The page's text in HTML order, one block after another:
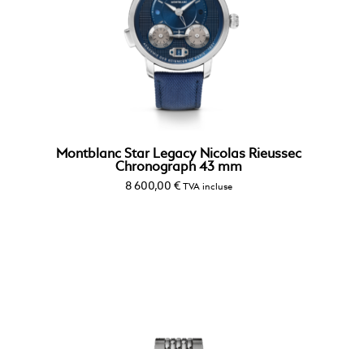
Montblanc Star Legacy Nicolas Rieussec
Chronograph 43 mm
8 600,00 € TVA incluse